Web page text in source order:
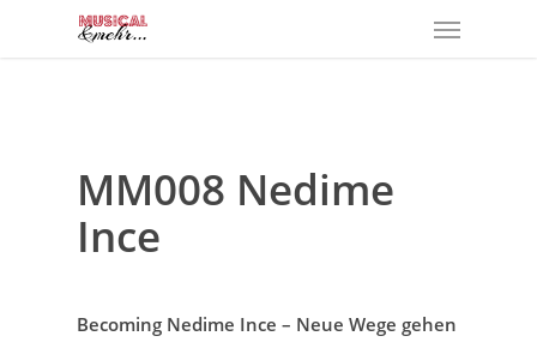
Menu
MM008 Nedime
Ince
Becoming Nedime Ince – Neue Wege gehen